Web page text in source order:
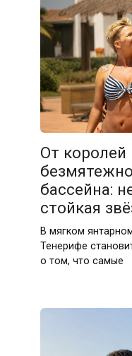
От
бассейна:
стойкая
В мягком
Тенерифе
о том, что самые